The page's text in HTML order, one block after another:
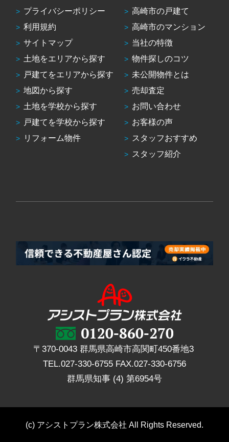
プライバシーポリシー
利用規約
サイトマップ
土地をエリアから探す
戸建てをエリアから探す
地図から探す
土地を学校から探す
戸建てを学校から探す
リフォーム物件
高崎市の戸建て
高崎市のマンション
当社の特徴
物件探しのコツ
未公開物件とは
売却査定
お問い合わせ
お客様の声
スタッフおすすめ
スタッフ紹介
〒370-0043 群馬県高崎市高関町450番地3
TEL.027-330-6755 FAX.027-330-6756
群馬県知事 (4) 第6954号
(c) アシストプラン株式会社 All Rights Reserved.